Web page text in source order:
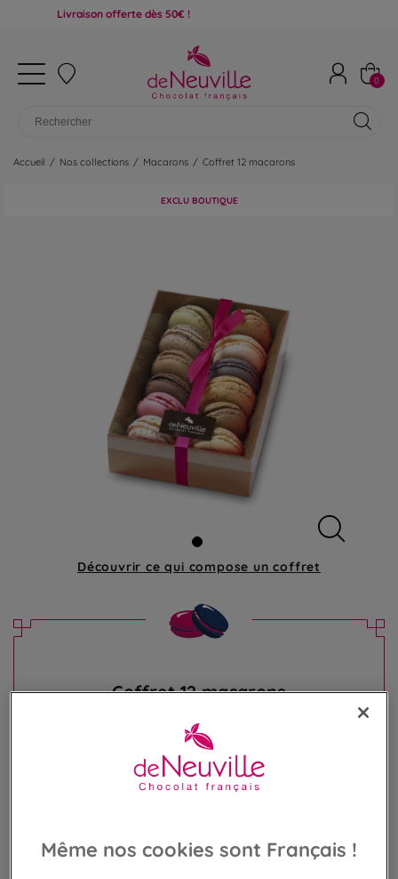
Livraison offerte dès 50€ !
0
Accueil / Nos collections / Macarons / Coffret 12 macarons
EXCLU BOUTIQUE
Découvrir ce qui compose un coffret
Coffret 12 macarons
23,50 €
Poids 165g (142,42 €/kg)
Même nos cookies sont Français !